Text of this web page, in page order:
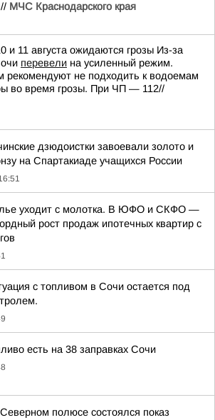
МЧС Краснодарского края
и 11 августа ожидаются грозы Из-за
перевели на усиленный режим.
рекомендуют не подходить к водоемам
во время грозы. При ЧП — 112//
дзюдоистки завоевали золото и
на Спартакиаде учащихся России
уходит с молотка. В ЮФО и СКФО —
рост продаж ипотечных квартир с
с топливом в Сочи остается под
есть на 38 заправках Сочи
полюсе состоялся показ